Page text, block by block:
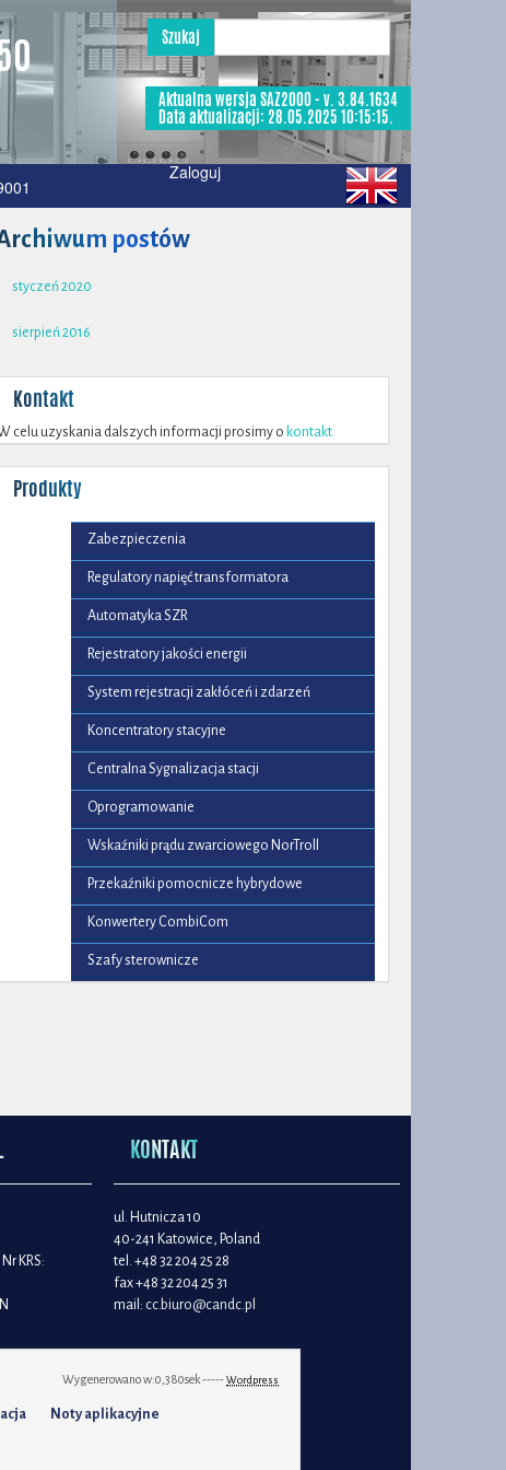
Szukaj
Aktualna wersja SAZ2000 - v. 3.84.1634
Data aktualizacji: 28.05.2025 10:15:15.
Zaloguj
postów
styczeń 2020
sierpień 2016
Kontakt
celu uzyskania dalszych informacji prosimy o kontakt.
Produkty
Zabezpieczenia
Regulatory napięć transformatora
Automatyka SZR
Rejestratory jakości energii
System rejestracji zakłóceń i zdarzeń
Koncentratory stacyjne
Centralna Sygnalizacja stacji
Oprogramowanie
Wskaźniki prądu zwarciowego NorTroll
Przekaźniki pomocnicze hybrydowe
Konwertery CombiCom
Szafy sterownicze
KRS:
KONTAKT
ul. Hutnicza 10
40-241 Katowice, Poland
tel. +48 32 204 25 28
fax +48 32 204 25 31
mail: cc.biuro@candc.pl
Wordpress
sek -----
0,380
Wygenerowano w:
Noty aplikacyjne